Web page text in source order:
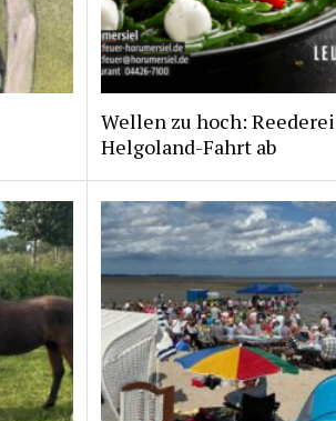
Wellen zu hoch:
Helgoland-Fahrt ab